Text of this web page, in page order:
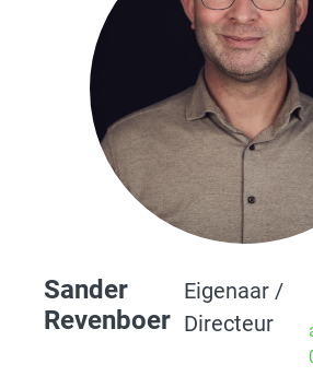
Sander
Revenboer
Eigenaar /
Directeur